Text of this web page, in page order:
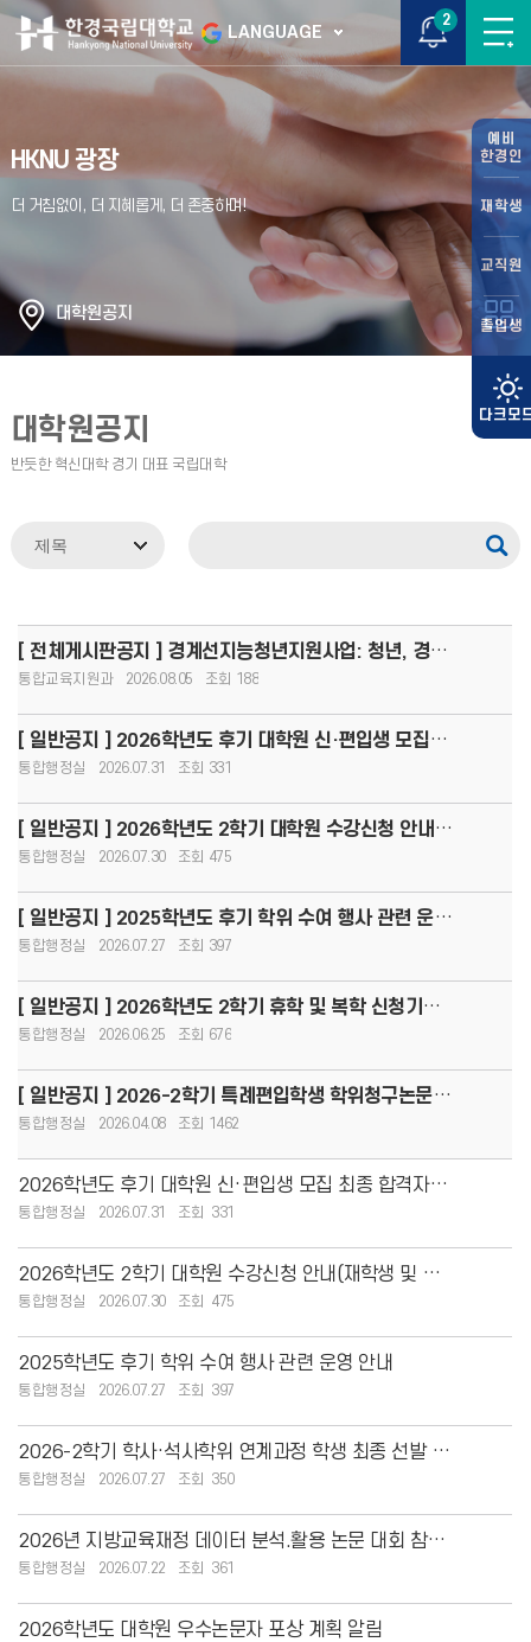
LANGUAGE
2
예비
한경인
재학생
교직원
졸업생
HKNU 광장
대학원공지
대학원공지
[ 전체게시판공지 ] 경계선지능청년지원사업: 청년, 경계를 넘어 커리어 도약!(8.13.(목)까지 모집, 1인당
통합교육지원과 2026.08.05 188
[ 일반공지 ] 2026학년도 후기 대학원 신·편입생 모집 최종 합격자 발표 안내
통합행정실 2026.07.31 331
[ 일반공지 ] 2026학년도 2학기 대학원 수강신청 안내(재학생 및 신입생)
통합행정실 2026.07.30 475
[ 일반공지 ] 2025학년도 후기 학위 수여 행사 관련 운영 안내
통합행정실 2026.07.27 397
[ 일반공지 ] 2026학년도 2학기 휴학 및 복학 신청기간 안내
통합행정실 2026.06.25 676
[ 일반공지 ] 2026-2학기 특례편입학생 학위청구논문 제출기한 마감 안내
통합행정실 2026.04.08 1462
2026학년도 후기 대학원 신·편입생 모집 최종 합격자 발표 안내
통합행정실 2026.07.31 331
2026학년도 2학기 대학원 수강신청 안내(재학생 및 신입생)
통합행정실 2026.07.30 475
2025학년도 후기 학위 수여 행사 관련 운영 안내
통합행정실 2026.07.27 397
2026-2학기 학사·석사학위 연계과정 학생 최종 선발 안내
통합행정실 2026.07.27 350
2026년 지방교육재정 데이터 분석.활용 논문 대회 참여 안내
통합행정실 2026.07.22 361
2026학년도 대학원 우수논문자 포상 계획 알림